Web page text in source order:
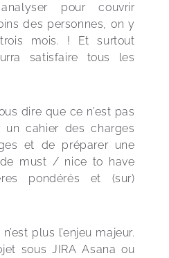
pour couvrir
des personnes, on y
mois. ! Et surtout
satisfaire tous les
dire que ce n’est pas
cahier des charges
et de préparer une
must / nice to have
pondérés et (sur)
plus l’enjeu majeur.
sous JIRA Asana ou